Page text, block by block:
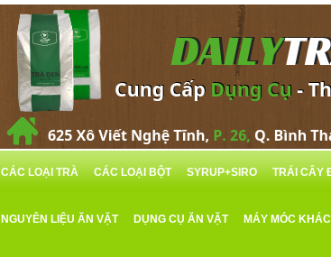
CÁC LOẠI TRÀ CÁC LOẠI BỘT SYRUP+SIRO TRÁI CÂY
NGUYÊN LIỆU ĂN VẶT DỤNG CỤ ĂN VẶT MÁY MÓC KHÁC